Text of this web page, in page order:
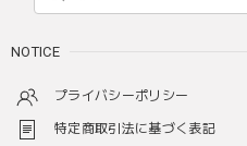
NOTICE
プライバシーポリシー
特定商取引法に基づく表記